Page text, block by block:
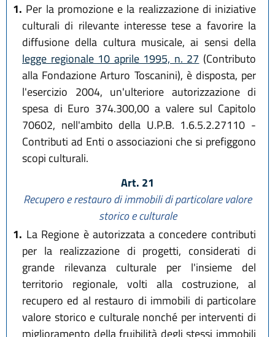
1. Per la promozione e la realizzazione di iniziative
culturali di rilevante interesse tese a favorire la
diffusione della cultura musicale, ai sensi della
legge regionale 10 aprile 1995, n. 27 (Contributo
alla Fondazione Arturo Toscanini), è disposta, per
l'esercizio 2004, un'ulteriore autorizzazione di
spesa di Euro 374.300,00 a valere sul Capitolo
70602, nell'ambito della U.P.B. 1.6.5.2.27110 -
Contributi ad Enti o associazioni che si prefiggono
scopi culturali.
Art. 21
Recupero e restauro di immobili di particolare valore
storico e culturale
1. La Regione è autorizzata a concedere contributi
per la realizzazione di progetti, considerati di
grande rilevanza culturale per l'insieme del
territorio regionale, volti alla costruzione, al
recupero ed al restauro di immobili di particolare
valore storico e culturale nonché per interventi di
miglioramento della fruibilità degli stessi immobili